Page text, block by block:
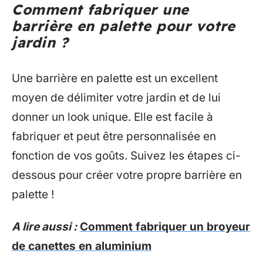
Comment fabriquer une
barrière en palette pour votre
jardin ?
Une barrière en palette est un excellent
moyen de délimiter votre jardin et de lui
donner un look unique. Elle est facile à
fabriquer et peut être personnalisée en
fonction de vos goûts. Suivez les étapes ci-
dessous pour créer votre propre barrière en
palette !
A lire aussi : Comment fabriquer un broyeur
de canettes en aluminium